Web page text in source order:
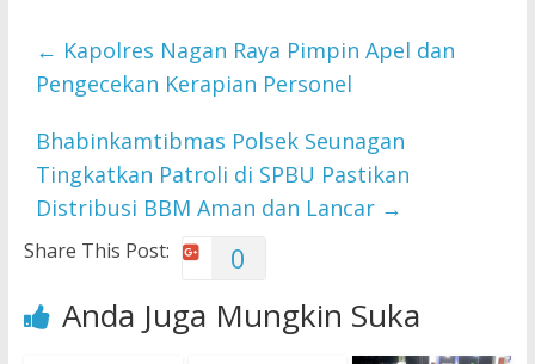
← Kapolres Nagan Raya Pimpin Apel dan
Pengecekan Kerapian Personel
Bhabinkamtibmas Polsek Seunagan
Tingkatkan Patroli di SPBU Pastikan
Distribusi BBM Aman dan Lancar →
Share This Post: 0
Anda Juga Mungkin Suka